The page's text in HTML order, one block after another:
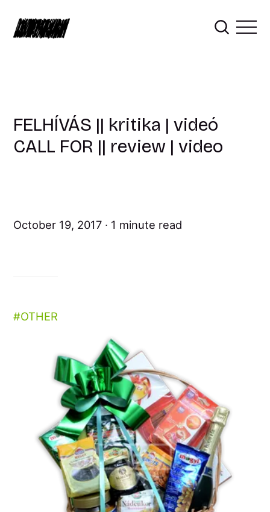
October 19, 2017 1 minute read
FELHÍVÁS || kritika | videó
CALL FOR || review | video
OTHER